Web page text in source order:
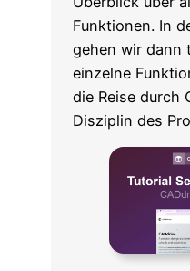
Funktionen. In
gehen wir dann
einzelne
die Reise durch
Disziplin des